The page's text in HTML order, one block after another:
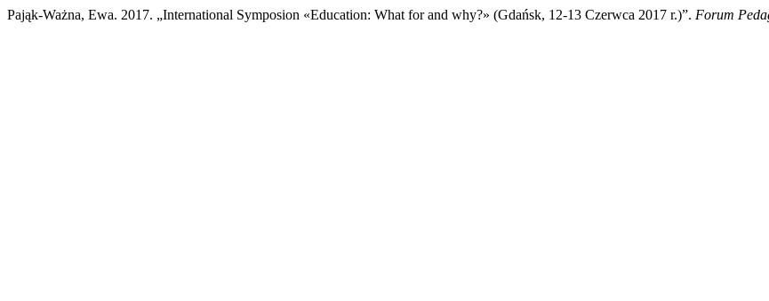
Pająk-Ważna, Ewa. 2017. „International Symposion «Education: What for and why?» (Gdańsk, 12-13 Czerwca 2017 r.)”. Forum